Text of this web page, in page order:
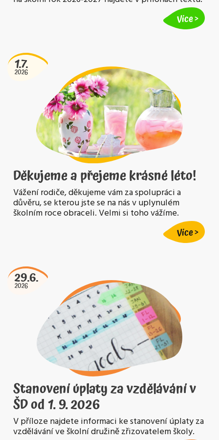
Více
1.7.
2026
Děkujeme a přejeme krásné léto!
Vážení rodiče, děkujeme vám za spolupráci a
důvěru, se kterou jste se na nás v uplynulém
školním roce obraceli. Velmi si toho vážíme.
Více
29.6.
2026
Stanovení úplaty za vzdělávání v
ŠD od 1. 9. 2026
V příloze najdete informaci ke stanovení úplaty za
vzdělávání ve školní družině zřizovatelem školy.